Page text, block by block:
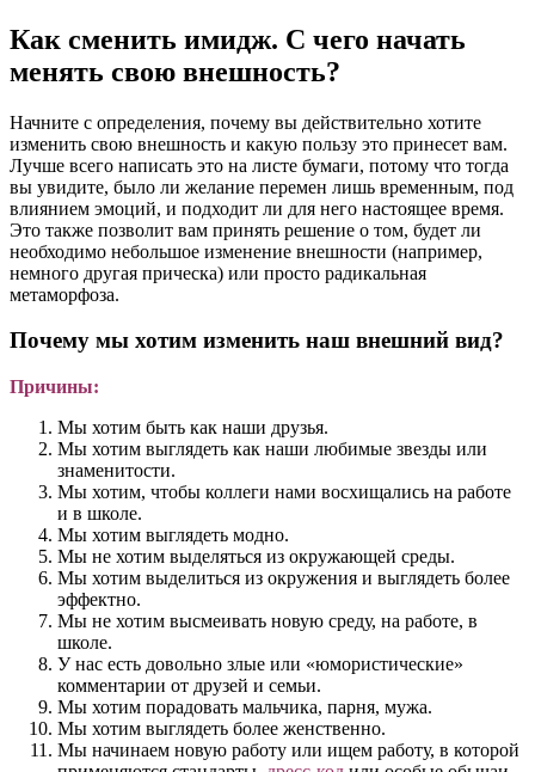
Как сменить имидж. С чего начать
менять свою внешность?
Начните с определения, почему вы действительно хотите
изменить свою внешность и какую пользу это принесет вам.
Лучше всего написать это на листе бумаги, потому что тогда
вы увидите, было ли желание перемен лишь временным, под
влиянием эмоций, и подходит ли для него настоящее время.
Это также позволит вам принять решение о том, будет ли
необходимо небольшое изменение внешности (например,
немного другая прическа) или просто радикальная
метаморфоза.
Почему мы хотим изменить наш внешний вид?
Причины:
Мы хотим быть как наши друзья.
Мы хотим выглядеть как наши любимые звезды или
знаменитости.
Мы хотим, чтобы коллеги нами восхищались на работе
и в школе.
Мы хотим выглядеть модно.
Мы не хотим выделяться из окружающей среды.
Мы хотим выделиться из окружения и выглядеть более
эффектно.
Мы не хотим высмеивать новую среду, на работе, в
школе.
У нас есть довольно злые или «юмористические»
комментарии от друзей и семьи.
Мы хотим порадовать мальчика, парня, мужа.
Мы хотим выглядеть более женственно.
Мы начинаем новую работу или ищем работу, в которой